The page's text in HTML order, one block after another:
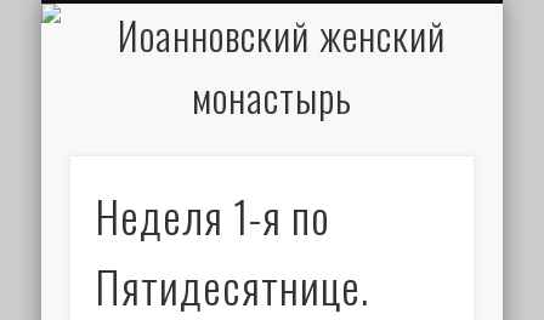
Неделя 1-я по
Пятидесятнице.